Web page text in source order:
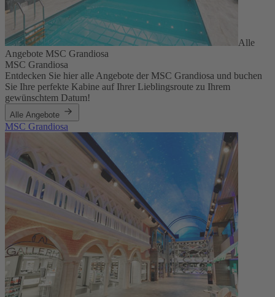
Alle
Angebote MSC Grandiosa
MSC Grandiosa
Entdecken Sie hier alle Angebote der MSC Grandiosa und buchen
Sie Ihre perfekte Kabine auf Ihrer Lieblingsroute zu Ihrem
gewünschtem Datum!
Alle Angebote
MSC Grandiosa